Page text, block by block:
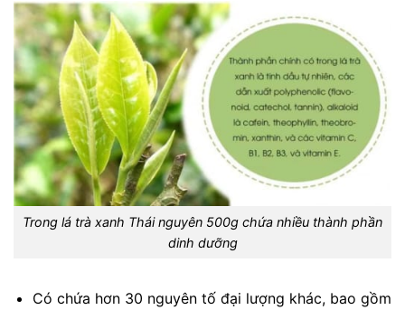
Trong lá trà xanh Thái nguyên 500g chứa nhiều thành phần
dinh dưỡng
Có chứa hơn 30 nguyên tố đại lượng khác, bao gồm